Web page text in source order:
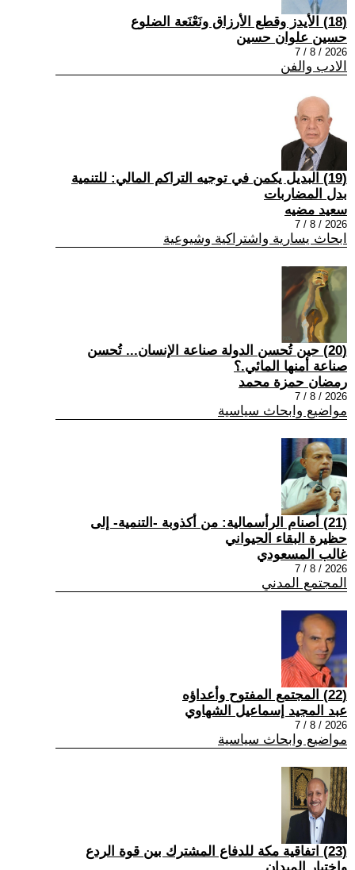
(18) الأيدز وقطع الأرزاق ونَعْنَعة الضلوع
حسين علوان حسين
2026 / 8 / 7
الادب والفن
(19) البديل يكمن في توجيه التراكم المالي: للتنمية
بدل المضاربات
سعيد مضيه
2026 / 8 / 7
ابحاث يسارية واشتراكية وشيوعية
(20) حين تُحسن الدولة صناعة الإنسان... تُحسن
صناعة أمنها المائي.؟
رمضان حمزة محمد
2026 / 8 / 7
مواضيع وابحاث سياسية
(21) أصنام الرأسمالية: من أكذوبة -التنمية- إلى
حظيرة البقاء الحيواني
غالب المسعودي
2026 / 8 / 7
المجتمع المدني
(22) المجتمع المفتوح وأعداؤه
عبد المجيد إسماعيل الشهاوي
2026 / 8 / 7
مواضيع وابحاث سياسية
(23) اتفاقية مكة للدفاع المشترك بين قوة الردع